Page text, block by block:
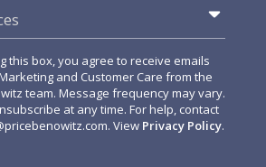
this box, you agree to receive emails
and Customer Care from the
team. Message frequency may vary.
at any time. For help, contact
. View Privacy Policy.